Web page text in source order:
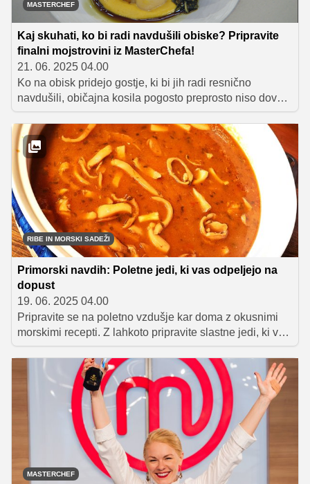
MASTERCHEF
Kaj skuhati, ko bi radi navdušili obiske? Pripravite
finalni mojstrovini iz MasterChefa!
21. 06. 2025 04.00
Ko na obisk pridejo gostje, ki bi jih radi resnično
navdušili, običajna kosila pogosto preprosto niso dovolj.
Včasih želimo postreči nekaj posebnega, nekaj, kar bo
navdušilo tako z videzom kot okusom – in hkrati
povedalo, da smo v kuhinji dali od sebe najboljše. Če
ne veste, kje začeti, imamo pravi odgovor: inspiracijo
poiščite kar pri finalistkah letošnjega MasterChefa.
RIBE IN MORSKI SADEŽI
Primorski navdih: Poletne jedi, ki vas odpeljejo na
dopust
19. 06. 2025 04.00
Pripravite se na poletno vzdušje kar doma z okusnimi
morskimi recepti. Z lahkoto pripravite slastne jedi, ki vas
bodo popeljale v osrčje Sredozemlja. Privoščite si
slastno rižoto, okusne lignje v omaki ali pa sardele na
šavor. Odkrijte skrivnosti priprave, s katerimi boste vsak
grižljaj spremenili v pravo morsko avanturo!
MASTERCHEF